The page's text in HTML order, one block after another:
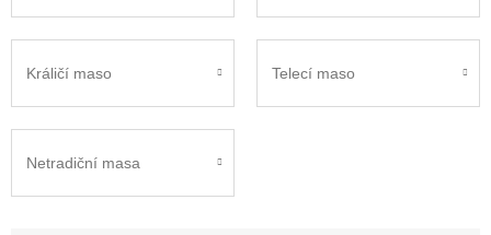
Králičí maso Telecí maso
Netradiční masa